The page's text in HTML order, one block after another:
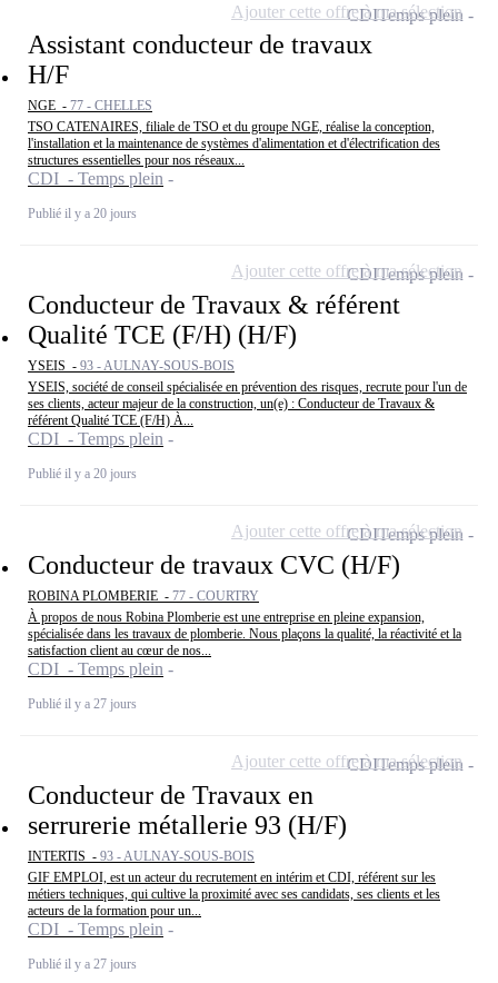
Assistant conducteur de travaux
H/F
NGE - 77 - CHELLES
TSO CATENAIRES, filiale de TSO et du groupe NGE, réalise la conception,
l'installation et la maintenance de systèmes d'alimentation et d'électrification des
structures essentielles pour nos réseaux...
CDI - Temps plein
Publié il y a 20 jours
CDITemps plein
Ajouter cette offre à ma sélection
Conducteur de Travaux & référent
Qualité TCE (F/H) (H/F)
YSEIS - 93 - AULNAY-SOUS-BOIS
YSEIS, société de conseil spécialisée en prévention des risques, recrute pour l'un de
ses clients, acteur majeur de la construction, un(e) : Conducteur de Travaux &
référent Qualité TCE (F/H) À...
CDI - Temps plein
Publié il y a 20 jours
CDITemps plein
Ajouter cette offre à ma sélection
Conducteur de travaux CVC (H/F)
ROBINA PLOMBERIE - 77 - COURTRY
À propos de nous Robina Plomberie est une entreprise en pleine expansion,
spécialisée dans les travaux de plomberie. Nous plaçons la qualité, la réactivité et la
satisfaction client au cœur de nos...
CDI - Temps plein
Publié il y a 27 jours
CDITemps plein
Ajouter cette offre à ma sélection
Conducteur de Travaux en
serrurerie métallerie 93 (H/F)
INTERTIS - 93 - AULNAY-SOUS-BOIS
GIF EMPLOI, est un acteur du recrutement en intérim et CDI, référent sur les
métiers techniques, qui cultive la proximité avec ses candidats, ses clients et les
acteurs de la formation pour un...
CDI - Temps plein
Publié il y a 27 jours
CDITemps plein
Ajouter cette offre à ma sélection